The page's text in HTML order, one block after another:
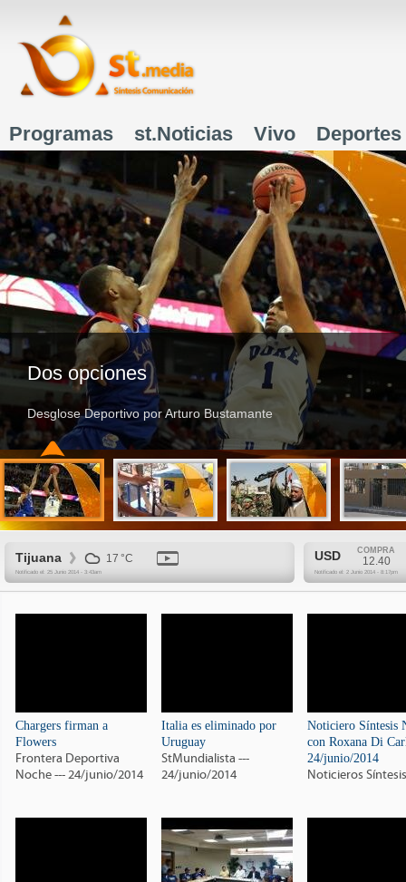
Menú principal
Programas st.Noticias Vivo Deportes
Dos opciones
Desglose Deportivo por Arturo Bustamante
Tijuana 17 °C
Notificado el: 25 Junio 2014 - 3:43am
USD COMPRA
12.40
Notificado el: 2 Junio 2014 - 8:17pm
Chargers firman a
Flowers
Frontera Deportiva
Noche --- 24/junio/2014
Italia es eliminado por
Uruguay
StMundialista ---
24/junio/2014
Noticiero Síntesis
con Roxana Di
24/junio/2014
Noticieros